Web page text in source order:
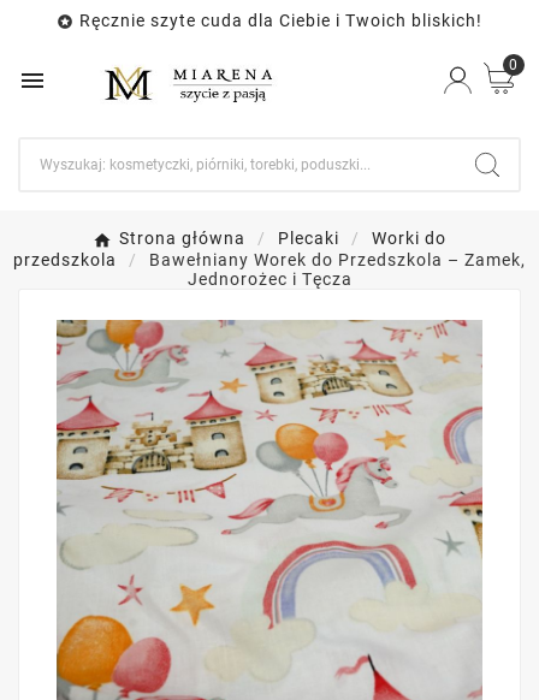
 Ręcznie szyte cuda dla Ciebie i Twoich bliskich!

0
Strona główna Plecaki
Worki do
przedszkola
Bawełniany Worek do Przedszkola – Zamek,
Jednorożec i Tęcza